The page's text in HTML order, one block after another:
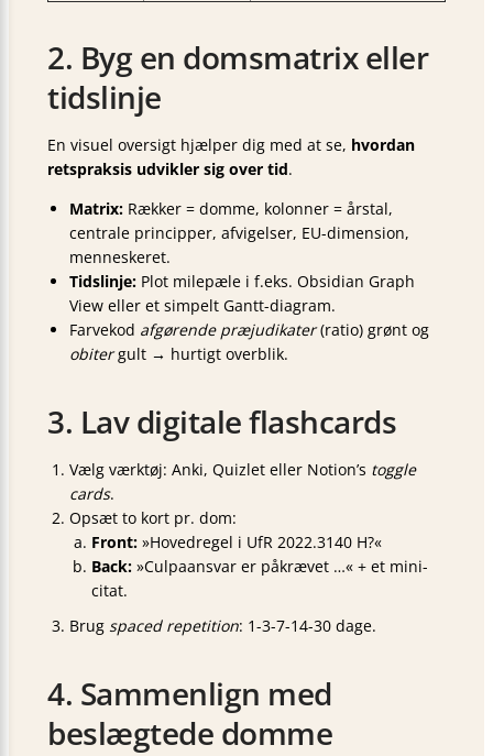
2. Byg en domsmatrix eller
tidslinje
En visuel oversigt hjælper dig med at se, hvordan
retspraksis udvikler sig over tid.
Matrix: Rækker = domme, kolonner = årstal,
centrale principper, afvigelser, EU-dimension,
menneskeret.
Tidslinje: Plot milepæle i f.eks. Obsidian Graph
View eller et simpelt Gantt-diagram.
Farvekod afgørende præjudikater(ratio) grønt og
obitergult → hurtigt overblik.
3. Lav digitale flashcards
Vælg værktøj: Anki, Quizlet eller Notion’s toggle
cards.
Opsæt to kort pr. dom:
Front: »Hovedregel i UfR 2022.3140 H?«
Back: »Culpaansvar er påkrævet …« + et mini-
citat.
Brug spaced repetition: 1-3-7-14-30 dage.
4. Sammenlign med
beslægtede domme